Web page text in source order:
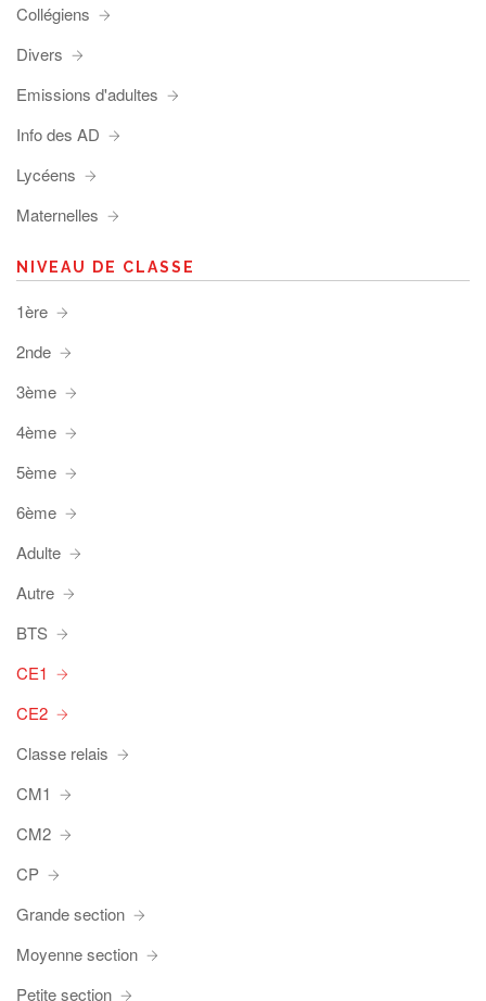
Collégiens
Divers
Emissions d'adultes
Info des AD
Lycéens
Maternelles
NIVEAU DE CLASSE
1ère
2nde
3ème
4ème
5ème
6ème
Adulte
Autre
BTS
CE1
CE2
Classe relais
CM1
CM2
CP
Grande section
Moyenne section
Petite section